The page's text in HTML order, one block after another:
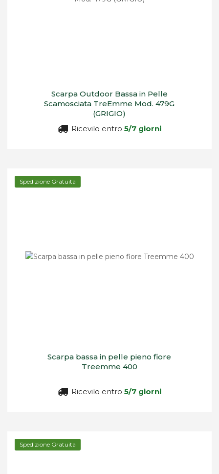
Scarpa Outdoor Bassa in Pelle
Scamosciata TreEmme Mod. 479G
(GRIGIO)
Ricevilo entro 5/7 giorni
Spedizione Gratuita
Scarpa bassa in pelle pieno fiore
Treemme 400
Ricevilo entro 5/7 giorni
Spedizione Gratuita